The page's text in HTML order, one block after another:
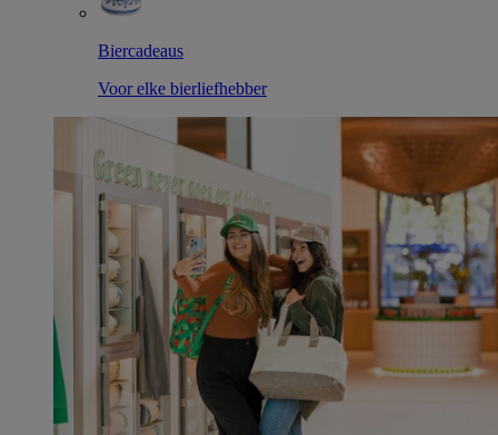
Biercadeaus
Voor elke bierliefhebber